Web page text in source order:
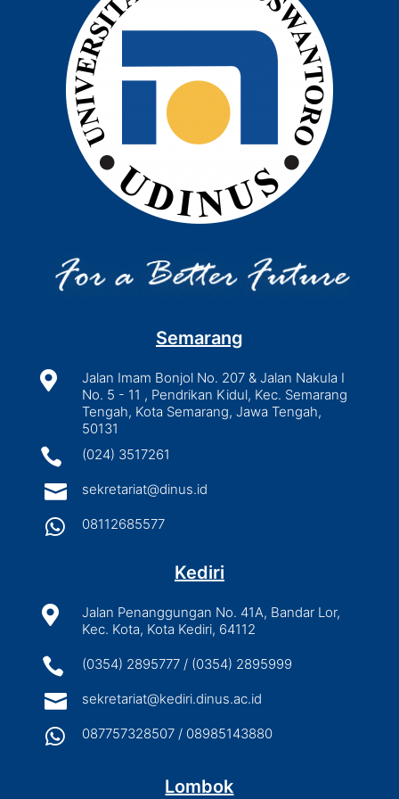
Semarang

Jalan Imam Bonjol No. 207 & Jalan Nakula I
No. 5 - 11 , Pendrikan Kidul, Kec. Semarang
Tengah, Kota Semarang, Jawa Tengah,
50131
 (024) 3517261
 sekretariat@dinus.id
 08112685577
Kediri

Jalan Penanggungan No. 41A, Bandar Lor,
Kec. Kota, Kota Kediri, 64112
 (0354) 2895777 / (0354) 2895999
 sekretariat@kediri.dinus.ac.id
 087757328507 / 08985143880
Lombok